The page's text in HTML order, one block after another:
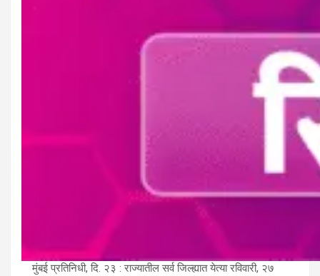
मुंबई प्रतिनिधी, दि. २३ : राज्यातील सर्व जिल्ह्यात येत्या रविवारी, २७